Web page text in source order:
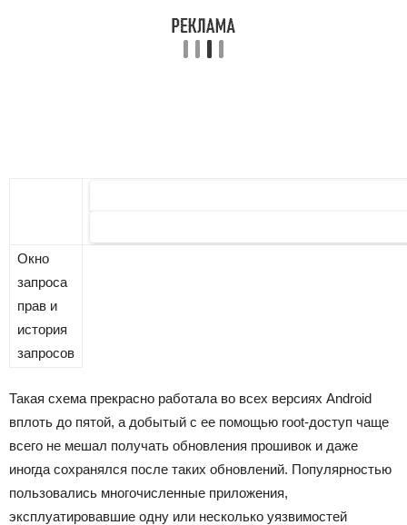
Окно
запроса
прав и
история
запросов
Такая схема прекрасно работала во всех версиях Android
вплоть до пятой, а добытый с ее помощью root-доступ чаще
всего не мешал получать обновления прошивок и даже
иногда сохранялся после таких обновлений. Популярностью
пользовались многочисленные приложения,
эксплуатировавшие одну или несколько уязвимостей